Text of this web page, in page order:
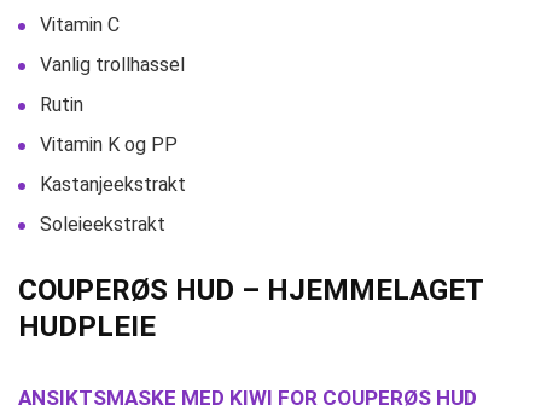
Vitamin C
Vanlig trollhassel
Rutin
Vitamin K og PP
Kastanjeekstrakt
Soleieekstrakt
COUPERØS HUD – HJEMMELAGET
HUDPLEIE
ANSIKTSMASKE MED KIWI FOR COUPERØS HUD